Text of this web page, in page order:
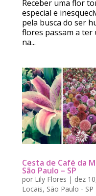
Receber uma flor
especial e
pela busca do ser
flores passam a ter
na...
Cesta de Café da
São Paulo – SP
por Lily Flores | dez
Locais, São Paulo - SP